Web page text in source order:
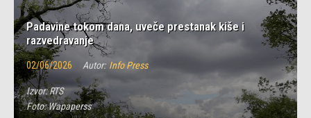
Padavine tokom dana, uveče prestanak kiše i
razvedravanje
02/06/2026 Autor: Info Press
Izvor:RTS
Foto:Wapaperss